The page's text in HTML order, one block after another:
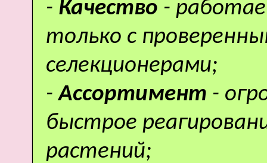
- Качество -
только с
селекционерами;
-Ассортимент -
быстрое
растений;